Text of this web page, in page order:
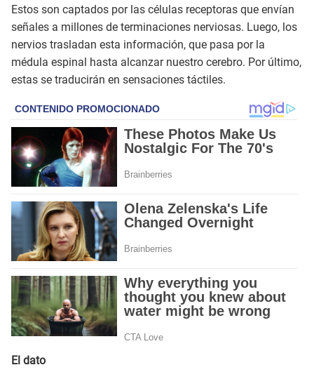
Estos son captados por las células receptoras que envían
señales a millones de terminaciones nerviosas. Luego, los
nervios trasladan esta información, que pasa por la
médula espinal hasta alcanzar nuestro cerebro. Por último,
estas se traducirán en sensaciones táctiles.
El dato